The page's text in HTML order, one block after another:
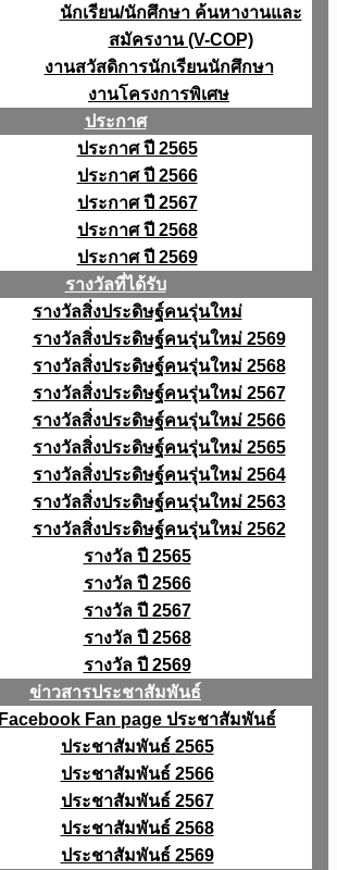
นักเรียน/นักศึกษา ค้นหางานและ
สมัครงาน (V-COP)
งานสวัสดิการนักเรียนนักศึกษา
งานโครงการพิเศษ
ประกาศ
ประกาศ ปี 2565
ประกาศ ปี 2566
ประกาศ ปี 2567
ประกาศ ปี 2568
ประกาศ ปี 2569
รางวัลที่ได้รับ
รางวัลสิ่งประดิษฐ์คนรุ่นใหม่
รางวัลสิ่งประดิษฐ์คนรุ่นใหม่ 2569
รางวัลสิ่งประดิษฐ์คนรุ่นใหม่ 2568
รางวัลสิ่งประดิษฐ์คนรุ่นใหม่ 2567
รางวัลสิ่งประดิษฐ์คนรุ่นใหม่ 2566
รางวัลสิ่งประดิษฐ์คนรุ่นใหม่ 2565
รางวัลสิ่งประดิษฐ์คนรุ่นใหม่ 2564
รางวัลสิ่งประดิษฐ์คนรุ่นใหม่ 2563
รางวัลสิ่งประดิษฐ์คนรุ่นใหม่ 2562
รางวัล ปี 2565
รางวัล ปี 2566
รางวัล ปี 2567
รางวัล ปี 2568
รางวัล ปี 2569
ข่าวสารประชาสัมพันธ์
Facebook Fan page ประชาสัมพันธ์
ประชาสัมพันธ์ 2565
ประชาสัมพันธ์ 2566
ประชาสัมพันธ์ 2567
ประชาสัมพันธ์ 2568
ประชาสัมพันธ์ 2569